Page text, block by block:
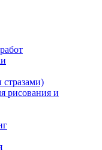
рисования и